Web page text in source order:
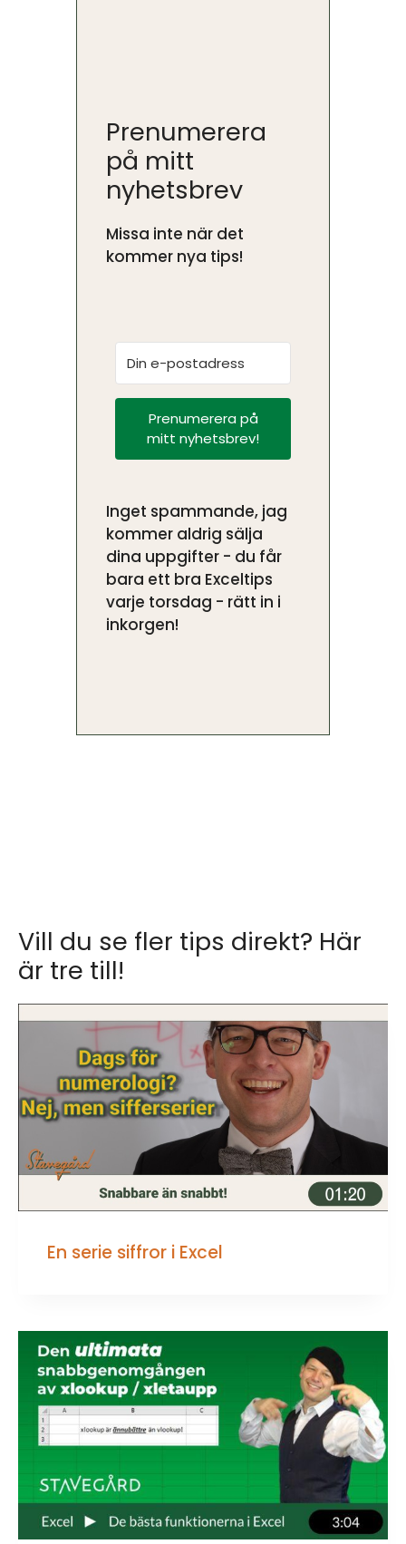
Prenumerera
på mitt
nyhetsbrev
Missa inte när det
kommer nya tips!
Prenumerera på
mitt nyhetsbrev!
Inget spammande, jag
kommer aldrig sälja
dina uppgifter - du får
bara ett bra Exceltips
varje torsdag - rätt in i
inkorgen!
Vill du se fler tips direkt? Här
är tre till!
En serie siffror i Excel